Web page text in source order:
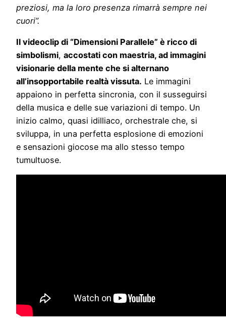
preziosi, ma la loro presenza rimarrà sempre nei
cuori”.
Il videoclip di “Dimensioni Parallele” è ricco di
simbolismi, accostati con maestria, ad immagini
visionarie della mente che si alternano
all’insopportabile realtà vissuta. Le immagini
appaiono in perfetta sincronia, con il susseguirsi
della musica e delle sue variazioni di tempo. Un
inizio calmo, quasi idilliaco, orchestrale che, si
sviluppa, in una perfetta esplosione di emozioni
e sensazioni giocose ma allo stesso tempo
tumultuose.